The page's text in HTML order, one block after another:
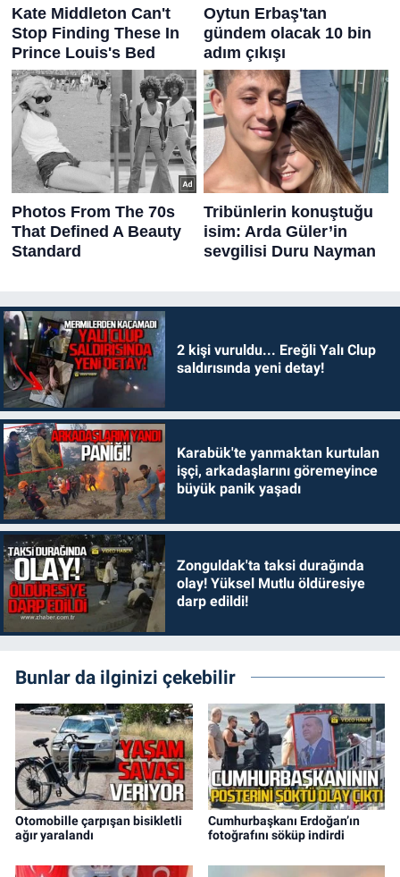
2 kişi vuruldu... Ereğli Yalı Clup
saldırısında yeni detay!
Karabük'te yanmaktan kurtulan
işçi, arkadaşlarını göremeyince
büyük panik yaşadı
Zonguldak'ta taksi durağında
olay! Yüksel Mutlu öldüresiye
darp edildi!
Bunlar da ilginizi çekebilir
Otomobille çarpışan bisikletli
ağır yaralandı
Cumhurbaşkanı Erdoğan’ın
fotoğrafını söküp indirdi